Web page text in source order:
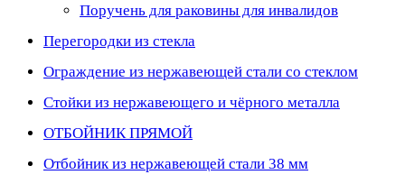
Поручень для раковины для инвалидов
Перегородки из стекла
Ограждение из нержавеющей стали со стеклом
Стойки из нержавеющего и чёрного металла
ОТБОЙНИК ПРЯМОЙ
Отбойник из нержавеющей стали 38 мм